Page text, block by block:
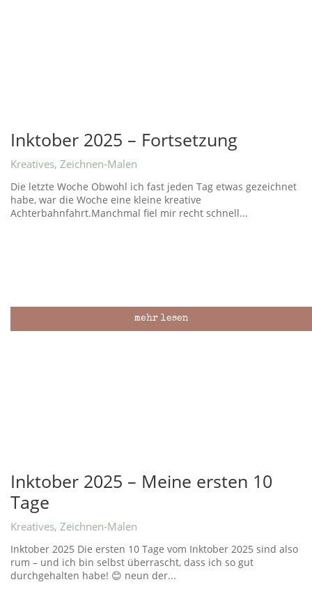
Inktober 2025 – Fortsetzung
Kreatives, Zeichnen-Malen
Die letzte Woche Obwohl ich fast jeden Tag etwas gezeichnet
habe, war die Woche eine kleine kreative
Achterbahnfahrt.Manchmal fiel mir recht schnell...
mehr lesen
Inktober 2025 – Meine ersten 10
Tage
Kreatives, Zeichnen-Malen
Inktober 2025 Die ersten 10 Tage vom Inktober 2025 sind also
rum – und ich bin selbst überrascht, dass ich so gut
durchgehalten habe! 😊 neun der...